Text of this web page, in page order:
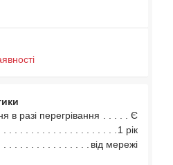
в разі перегрівання
Є
1 рік
від мережі